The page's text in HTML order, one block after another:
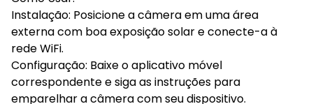
Instalação: Posicione a câmera em uma área
externa com boa exposição solar e conecte-a à
rede WiFi.
Configuração: Baixe o aplicativo móvel
correspondente e siga as instruções para
emparelhar a câmera com seu dispositivo.